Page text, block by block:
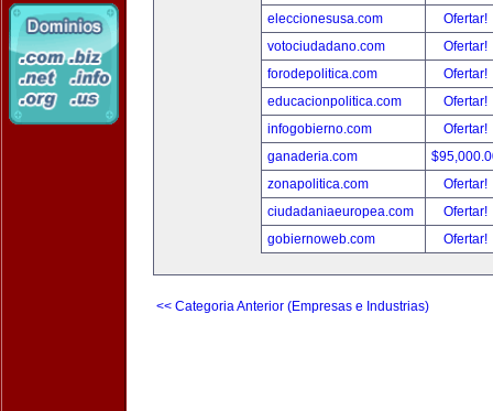
eleccionesusa.com
Ofertar!
votociudadano.com
Ofertar!
forodepolitica.com
Ofertar!
educacionpolitica.com
Ofertar!
infogobierno.com
Ofertar!
ganaderia.com
zonapolitica.com
Ofertar!
ciudadaniaeuropea.com
Ofertar!
gobiernoweb.com
Ofertar!
<< Categoria Anterior (Empresas e Industrias)